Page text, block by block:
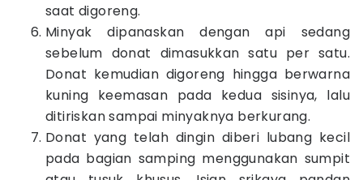
saat digoreng.
Minyak dipanaskan dengan api sedang
sebelum donat dimasukkan satu per satu.
Donat kemudian digoreng hingga berwarna
kuning keemasan pada kedua sisinya, lalu
ditiriskan sampai minyaknya berkurang.
Donat yang telah dingin diberi lubang kecil
pada bagian samping menggunakan sumpit